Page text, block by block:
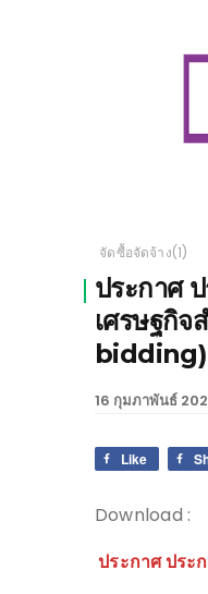
จัดซื้อจัดจ้าง(1)
ประกาศ
เศรษฐกิจ
bidding)
16 กุมภาพันธ์
Like
Download :
ประกาศ ประ